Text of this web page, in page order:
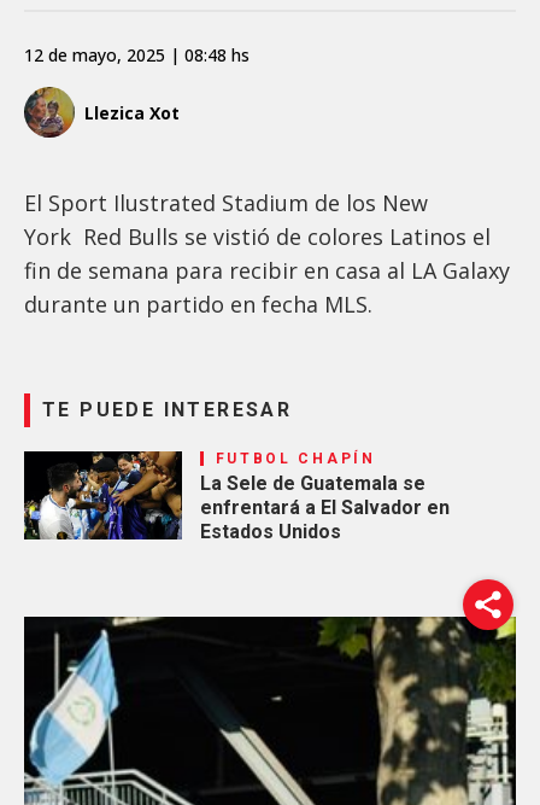
Llezica Xot
12 de mayo, 2025 | 08:48 hs
El Sport Ilustrated Stadium de los New
York Red Bulls se vistió de colores Latinos el
fin de semana para recibir en casa al LA Galaxy
durante un partido en fecha MLS.
TE PUEDE INTERESAR
FUTBOL CHAPÍN
La Sele de Guatemala se
enfrentará a El Salvador en
Estados Unidos